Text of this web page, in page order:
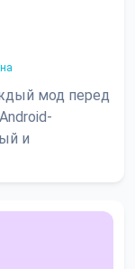
мод перед
и